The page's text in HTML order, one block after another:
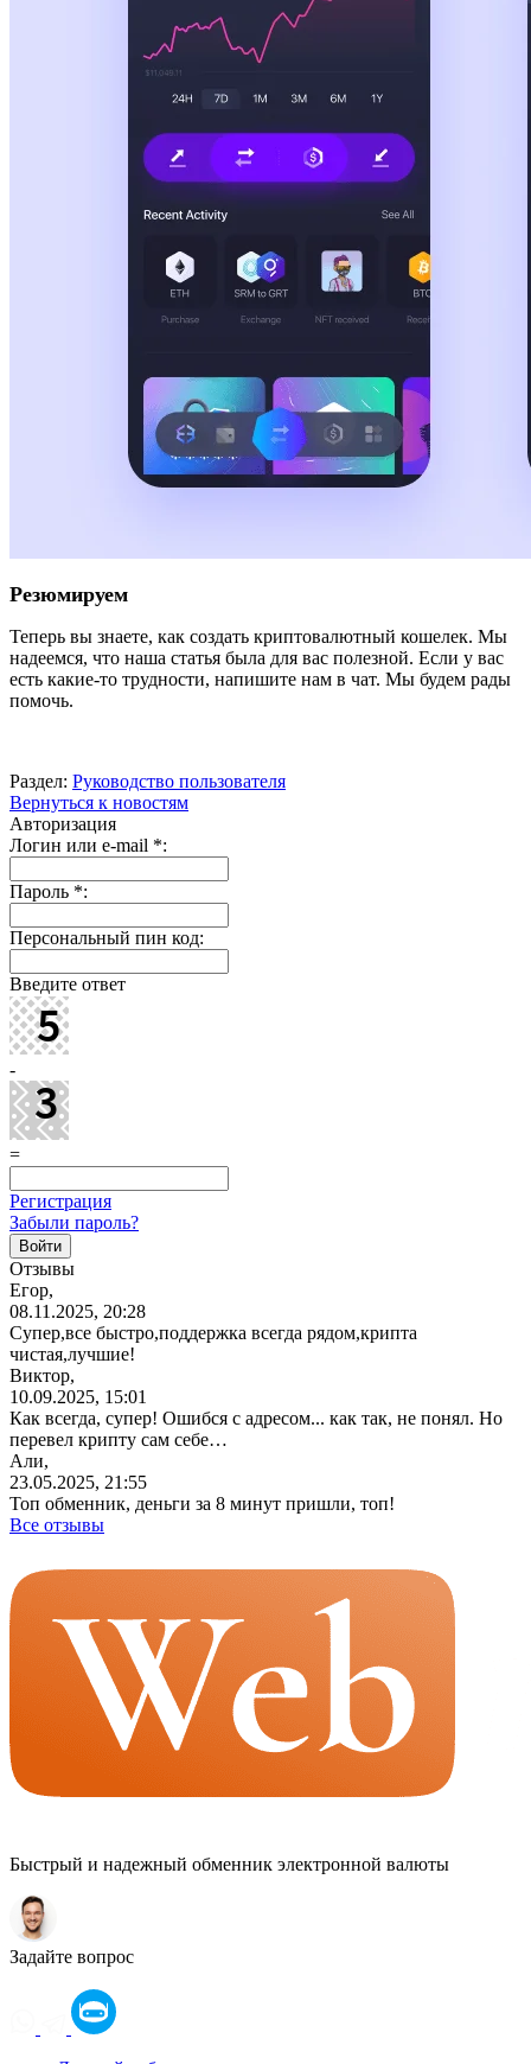
Резюмируем
Теперь вы знаете, как создать криптовалютный кошелек. Мы
надеемся, что наша статья была для вас полезной. Если у вас
есть какие-то трудности, напишите нам в чат. Мы будем рады
помочь.
Раздел: Руководство пользователя
Вернуться к новостям
Авторизация
Логин или e-mail *:
Пароль *:
Персональный пин код:
Введите ответ
-
=
Регистрация
Забыли пароль?
Отзывы
Егор,
08.11.2025, 20:28
Супер,все быстро,поддержка всегда рядом,крипта
чистая,лучшие!
Виктор,
10.09.2025, 15:01
Как всегда, супер! Ошибся с адресом... как так, не понял. Но
перевел крипту сам себе…
Али,
23.05.2025, 21:55
Топ обменник, деньги за 8 минут пришли, топ!
Все отзывы
Быстрый и надежный обменник электронной валюты
Задайте вопрос